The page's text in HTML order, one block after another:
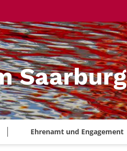
Saarburg
Ehrenamt und Engagement